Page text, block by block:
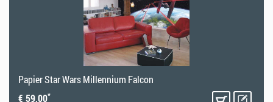
Papier Star Wars Millennium Falcon
€ 59,00*